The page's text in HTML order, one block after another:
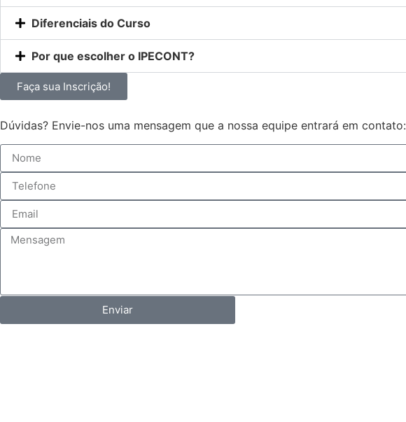
Diferenciais do Curso
Por que escolher o IPECONT?
Faça sua Inscrição!
Dúvidas? Envie-nos uma mensagem que a nossa equipe entrará em contato:
Enviar